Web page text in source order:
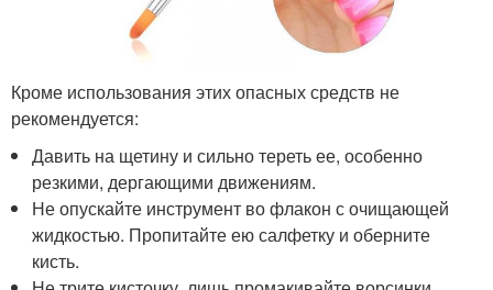
Кроме использования этих опасных средств не
рекомендуется:
Давить на щетину и сильно тереть ее, особенно
резкими, дергающими движениям.
Не опускайте инструмент во флакон с очищающей
жидкостью. Пропитайте ею салфетку и оберните
кисть.